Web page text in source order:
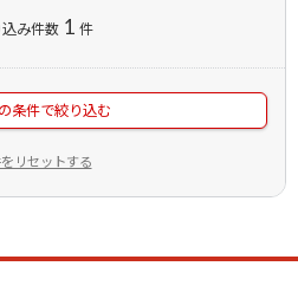
み件数 1 件
条件で絞り込む
リセットする